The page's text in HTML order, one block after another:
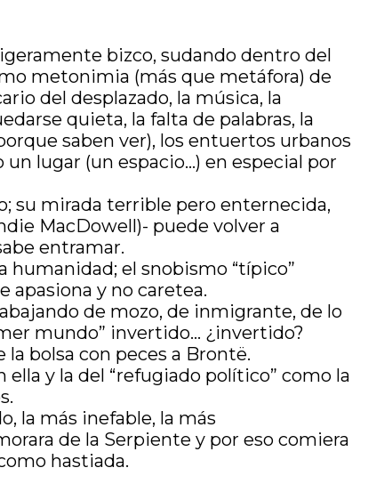
bizco, sudando dentro del
metonimia (más que metáfora) de
del desplazado, la música, la
quieta, la falta de palabras, la
saben ver), los entuertos urbanos
lugar (un espacio…) en especial por
su mirada terrible pero enternecida,
MacDowell)- puede volver a
entramar.
el snobismo “típico”
apasiona y no caretea.
de mozo, de inmigrante, de lo
mundo” invertido… ¿invertido?
bolsa con peces a Brontë.
y la del “refugiado político” como la
la más inefable, la más
de la Serpiente y por eso comiera
hastiada.